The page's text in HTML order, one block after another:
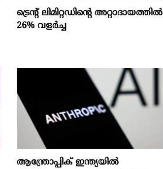
ട്രെന്റ് ലിമിറ്റഡിന്റെ അറ്റാദായത്തിൽ
26% വളര്‍ച്ച
ആന്ത്രോപ്പിക് ഇന്ത്യയില്‍